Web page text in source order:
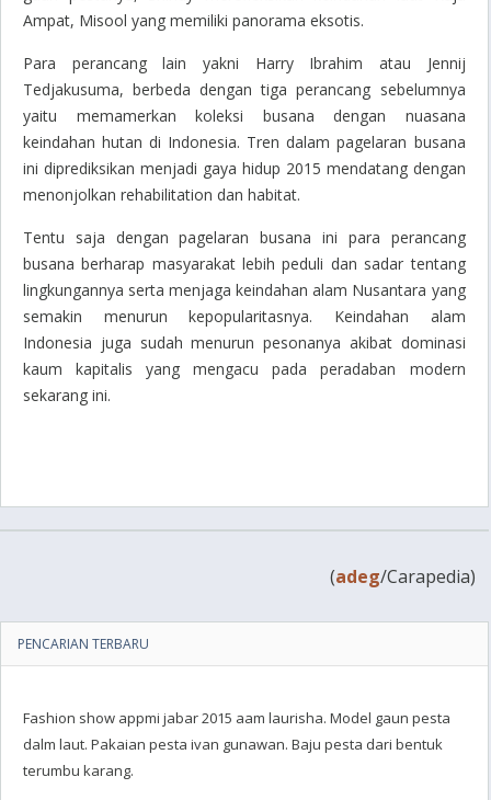
Ampat, Misool yang memiliki panorama eksotis.
Para perancang lain yakni Harry Ibrahim atau Jennij
Tedjakusuma, berbeda dengan tiga perancang sebelumnya
yaitu memamerkan koleksi busana dengan nuasana
keindahan hutan di Indonesia. Tren dalam pagelaran busana
ini diprediksikan menjadi gaya hidup 2015 mendatang dengan
menonjolkan rehabilitation dan habitat.
Tentu saja dengan pagelaran busana ini para perancang
busana berharap masyarakat lebih peduli dan sadar tentang
lingkungannya serta menjaga keindahan alam Nusantara yang
semakin menurun kepopularitasnya. Keindahan alam
Indonesia juga sudah menurun pesonanya akibat dominasi
kaum kapitalis yang mengacu pada peradaban modern
sekarang ini.
(adeg/Carapedia)
PENCARIAN TERBARU
Fashion show appmi jabar 2015 aam laurisha. Model gaun pesta
dalm laut. Pakaian pesta ivan gunawan. Baju pesta dari bentuk
terumbu karang.